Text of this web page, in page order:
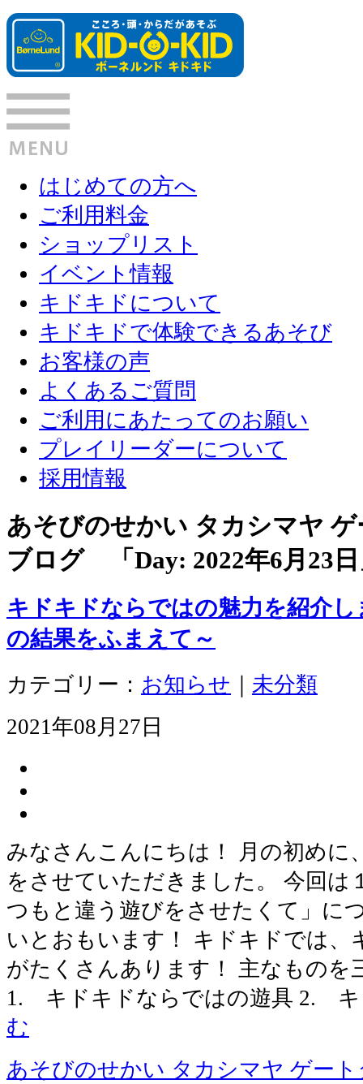
はじめての方へ
ご利用料金
ショップリスト
イベント情報
キドキドについて
キドキドで体験できるあそび
お客様の声
よくあるご質問
ご利用にあたってのお願い
プレイリーダーについて
採用情報
あそびのせかい タカシマヤ
ブログ 「Day: 2022年6月23日
キドキドならではの魅力を紹介
の結果をふまえて～
カテゴリー： お知らせ
未分類
2021年08月27日
みなさんこんにちは！ 月の初めに
をさせていただきました。 今回は
つもと違う遊びをさせたくて」に
いとおもいます！ キドキドでは、
がたくさんあります！ 主なものを
1. キドキドならではの遊具 2.
む
あそびのせかい タカシマヤ ゲー